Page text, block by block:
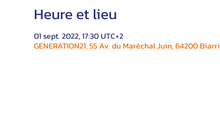
Heure et lieu
01 sept. 2022, 17:30 UTC+2
GENERATION21, 55 Av. du Maréchal Juin, 64200